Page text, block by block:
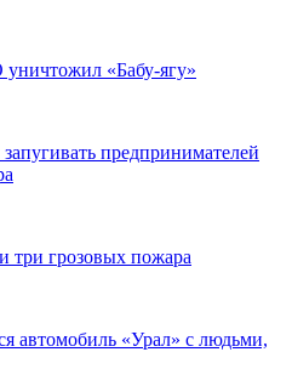
«Бабу-ягу»
предпринимателей
три грозовых пожара
автомобиль «Урал» с людьми,